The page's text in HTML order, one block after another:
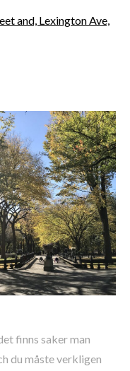
and, Lexington Ave,
finns saker man
du måste verkligen